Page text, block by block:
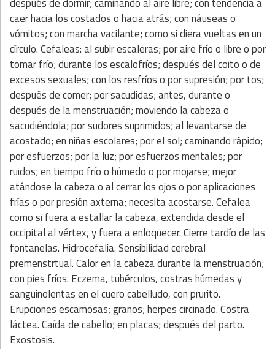
caer hacia los costados o hacia atrás; con náuseas o
vómitos; con marcha vacilante; como si diera vueltas en un
círculo. Cefaleas: al subir escaleras; por aire frío o libre o por
tomar frío; durante los escalofríos; después del coito o de
excesos sexuales; con los resfríos o por supresión; por tos;
después de comer; por sacudidas; antes, durante o
después de la menstruación; moviendo la cabeza o
sacudiéndola; por sudores suprimidos; al levantarse de
acostado; en niñas escolares; por el sol; caminando rápido;
por esfuerzos; por la luz; por esfuerzos mentales; por
ruidos; en tiempo frío o húmedo o por mojarse; mejor
atándose la cabeza o al cerrar los ojos o por aplicaciones
frías o por presión axterna; necesita acostarse. Cefalea
como si fuera a estallar la cabeza, extendida desde el
occipital al vértex, y fuera a enloquecer. Cierre tardío de las
fontanelas. Hidrocefalia. Sensibilidad cerebral
premenstrtual. Calor en la cabeza durante la menstruación;
con pies fríos. Eczema, tubérculos, costras húmedas y
sanguinolentas en el cuero cabelludo, con prurito.
Erupciones escamosas; granos; herpes circinado. Costra
láctea. Caída de cabello; en placas; después del parto.
Exostosis.